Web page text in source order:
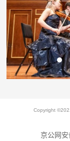
Copyright
京公网安